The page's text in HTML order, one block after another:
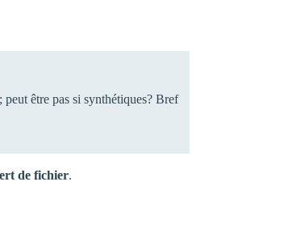
peut être pas si synthétiques? Bref
de fichier.